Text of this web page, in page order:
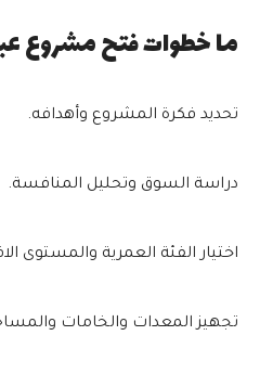
ما خطوات فتح مشروع
تحديد فكرة المشروع وأهدافه.
دراسة السوق وتحليل المنافسة.
اختيار الفئة العمرية والمستوى
تجهيز المعدات والخامات